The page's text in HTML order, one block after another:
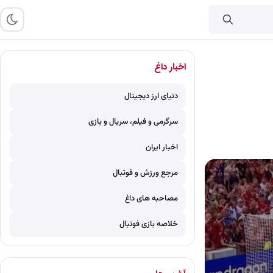
اخبار داغ
دنیای ارز دیجیتال
سرگرمی و فیلم، سریال و بازی
اخبار ایران
مرجع ورزش و فوتبال
مصاحبه های داغ
خلاصه بازی فوتبال